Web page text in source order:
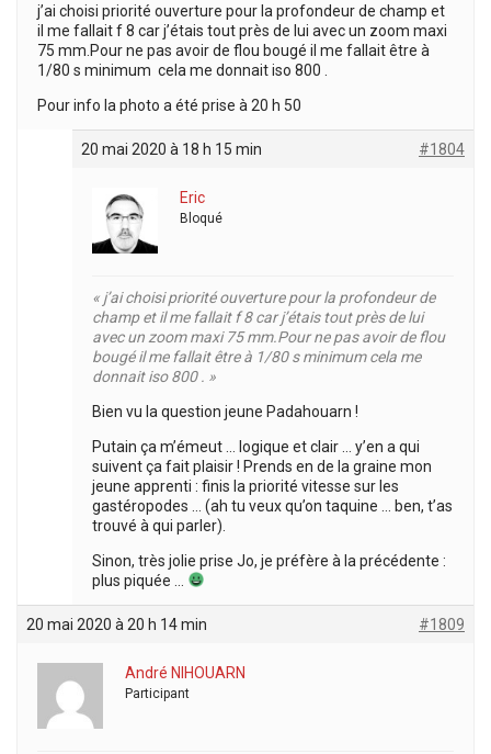
j’ai choisi priorité ouverture pour la profondeur de champ et
il me fallait f 8 car j’étais tout près de lui avec un zoom maxi
75 mm.Pour ne pas avoir de flou bougé il me fallait être à
1/80 s minimum cela me donnait iso 800 .
Pour info la photo a été prise à 20 h 50
20 mai 2020 à 18 h 15 min #1804
Eric
Bloqué
« j’ai choisi priorité ouverture pour la profondeur de
champ et il me fallait f 8 car j’étais tout près de lui
avec un zoom maxi 75 mm.Pour ne pas avoir de flou
bougé il me fallait être à 1/80 s minimum cela me
donnait iso 800 . »
Bien vu la question jeune Padahouarn !
Putain ça m’émeut … logique et clair … y’en a qui
suivent ça fait plaisir ! Prends en de la graine mon
jeune apprenti : finis la priorité vitesse sur les
gastéropodes … (ah tu veux qu’on taquine … ben, t’as
trouvé à qui parler).
Sinon, très jolie prise Jo, je préfère à la précédente :
plus piquée …
20 mai 2020 à 20 h 14 min #1809
André NIHOUARN
Participant